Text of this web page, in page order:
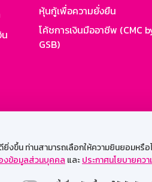
น ท่านสามารถเลือกให้ความยินยอมหรื
งข้อมูลส่วนบุคคล และประกาศนโยบายคว
หุ้นกู้เพื่อความยั่งยืน
โค้ชการเงินมืออาชีพ (CMC
GSB)
บการใช้งานได้ดีบนเว็บบราวเซอร์